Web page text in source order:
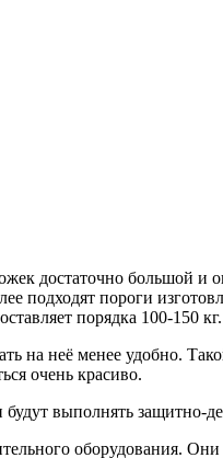
достаточно большой и
подходят пороги
порядка 100-150 кг.
на неё менее удобно.
очень красиво.
выполнять защитно-
оборудования.